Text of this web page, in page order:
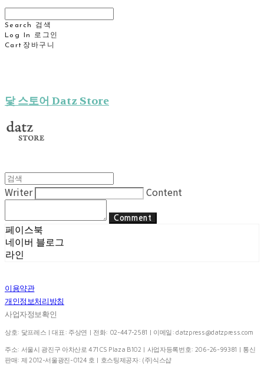
Search
검색
Log In
로그인
Cart 장바구니
닻 스토어 Datz Store
Writer Content
Comment
페이스북
네이버 블로그
라인
이용약관
개인정보처리방침
사업자정보확인
상호: 닻프레스 | 대표: 주상연 | 전화: 02-447-2581 | 이메일:datzpress@datzpress.com
주소: 서울시 광진구 아차산로 471 CS Plaza B102 | 사업자등록번호: 206-26-99381 | 통신
판매: 제 2012-서울광진-0124 호 | 호스팅제공자: (주)식스샵